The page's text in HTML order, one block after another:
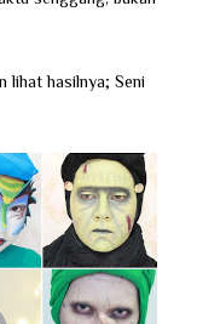
lihat hasilnya; Seni